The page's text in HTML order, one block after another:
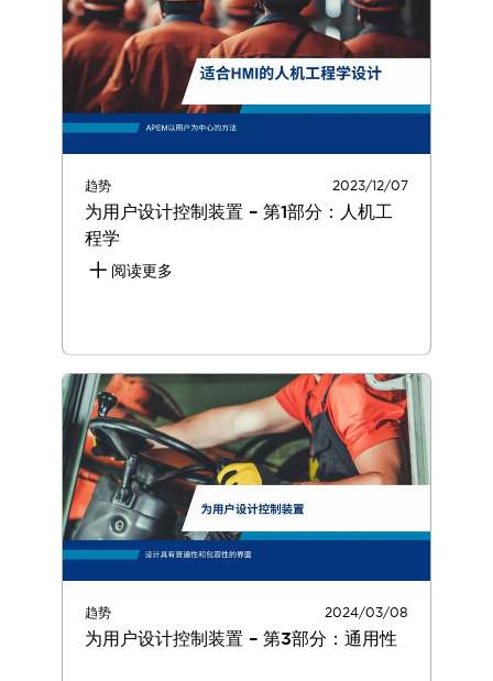
趋势 2023/12/07
为用户设计控制装置 – 第1部分：人机工
程学
阅读更多
趋势 2024/03/08
为用户设计控制装置 – 第3部分：通用性